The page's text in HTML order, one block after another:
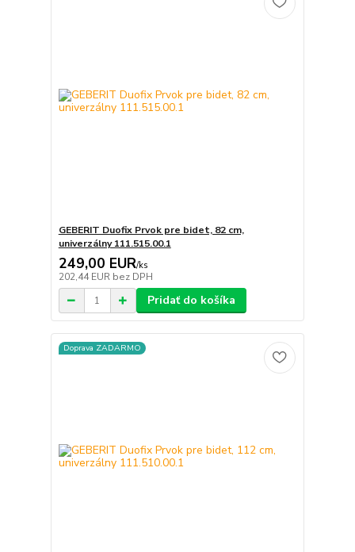
GEBERIT Duofix Prvok pre bidet, 82 cm,
univerzálny 111.515.00.1
249,00 EUR/ks
202,44 EUR bez DPH
Pridať do košíka
Doprava ZADARMO